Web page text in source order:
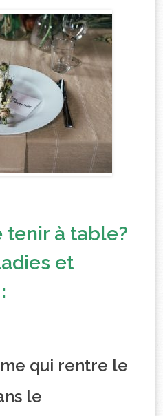
tenir à table?
et
qui rentre le
le